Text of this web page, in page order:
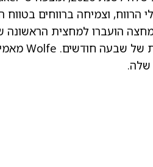
200 נקודות בסיס בשולי הרווח, וצמיחה